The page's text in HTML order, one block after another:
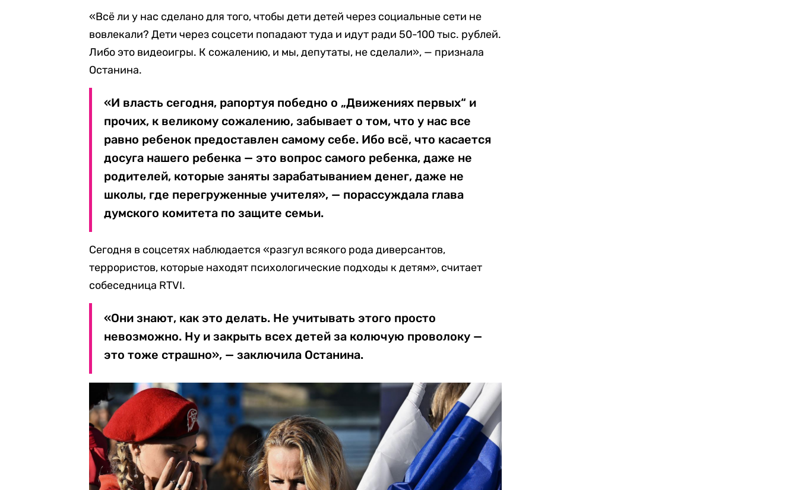
«Всё ли у нас сделано для того, чтобы дети детей через социальные сети не
вовлекали? Дети через соцсети попадают туда и идут ради 50-100 тыс. рублей.
Либо это видеоигры. К сожалению, и мы, депутаты, не сделали», — признала
Останина.
«И власть сегодня, рапортуя победно о „Движениях первых“ и
прочих, к великому сожалению, забывает о том, что у нас все
равно ребенок предоставлен самому себе. Ибо всё, что касается
досуга нашего ребенка — это вопрос самого ребенка, даже не
родителей, которые заняты зарабатыванием денег, даже не
школы, где перегруженные учителя», — порассуждала глава
думского комитета по защите семьи.
Сегодня в соцсетях наблюдается «разгул всякого рода диверсантов,
террористов, которые находят психологические подходы к детям», считает
собеседница RTVI.
«Они знают, как это делать. Не учитывать этого просто
невозможно. Ну и закрыть всех детей за колючую проволоку —
это тоже страшно», — заключила Останина.